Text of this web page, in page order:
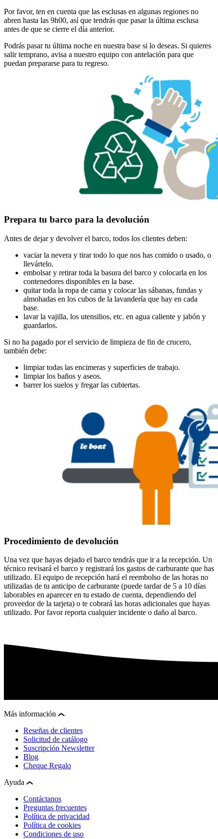
Por favor, ten en cuenta que las esclusas en algunas regiones no
abren hasta las 9h00, así que tendrás que pasar la última esclusa
antes de que se cierre el día anterior.
Podrás pasar tu última noche en nuestra base si lo deseas. Si quieres
salir temprano, avisa a nuestro equipo con antelación para que
puedan prepararse para tu regreso.
Prepara tu barco para la devolución
Antes de dejar y devolver el barco, todos los clientes deben:
vaciar la nevera y tirar todo lo que nos has comido o usado, o
llevártelo.
embolsar y retirar toda la basura del barco y colocarla en los
contenedores disponibles en la base.
quitar toda la ropa de cama y colocar las sábanas, fundas y
almohadas en los cubos de la lavandería que hay en cada
base.
lavar la vajilla, los utensilios, etc. en agua caliente y jabón y
guardarlos.
Si no ha pagado por el servicio de limpieza de fin de crucero,
también debe:
limpiar todas las encimeras y superficies de trabajo.
limpiar los baños y aseos.
barrer los suelos y fregar las cubiertas.
Procedimiento de devolución
Una vez que hayas dejado el barco tendrás que ir a la recepción. Un
técnico revisará el barco y registrará los gastos de carburante que has
utilizado. El equipo de recepción hará el reembolso de las horas no
utilizadas de tu anticipo de carburante (puede tardar de 5 a 10 días
laborables en aparecer en tu estado de cuenta, dependiendo del
proveedor de la tarjeta) o te cobrará las horas adicionales que hayas
utilizado. Por favor reporta cualquier incidente o daño al barco.
Más información
Reseñas de clientes
Solicitud de catálogo
Suscripción Newsletter
Blog
Cheque Regalo
Ayuda
Contáctanos
Preguntas frecuentes
Política de privacidad
Política de cookies
Condiciones de uso